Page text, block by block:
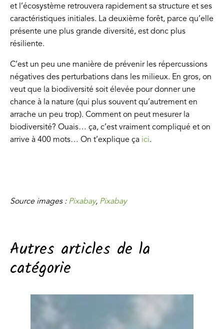
et l’écosystème retrouvera rapidement sa structure et ses
caractéristiques initiales. La deuxième forêt, parce qu’elle
présente une plus grande diversité, est donc plus
résiliente.
C’est un peu une manière de prévenir les répercussions
négatives des perturbations dans les milieux. En gros, on
veut que la biodiversité soit élevée pour donner une
chance à la nature (qui plus souvent qu’autrement en
arrache un peu trop). Comment on peut mesurer la
biodiversité? Ouais… ça, c’est vraiment compliqué et on
arrive à 400 mots… On t’explique ça ici.
Source images : Pixabay, Pixabay
Autres articles de la
catégorie